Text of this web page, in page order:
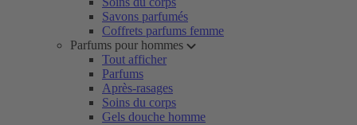
Savons parfumés
Coffrets parfums femme
Parfums pour hommes
Tout afficher
Parfums
Après-rasages
Soins du corps
Gels douche homme